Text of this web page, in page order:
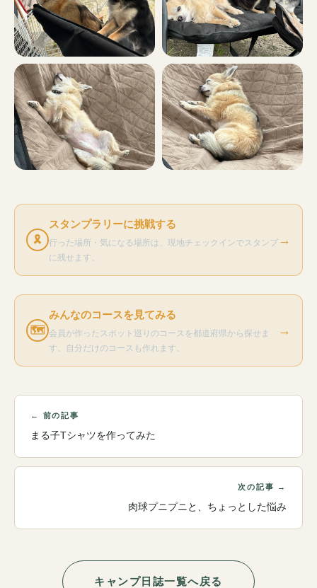
🎗
スタンプラリーに挑戦する
行った場所・気になる場所は、現地チェックインでスタンプ
に残せます。
→
🗺
みんなのコースを見てみる
会員が作ったスポット巡りのコースを都道府県から探せま
す。自分だけのコースも作れます。
→
← 前の記事
まる子Tシャツを作ってみた
次の記事 →
肉球プニプニと、ちょっとした悩み
キャンプ日誌一覧へ戻る